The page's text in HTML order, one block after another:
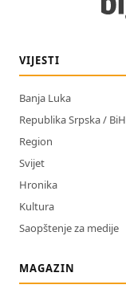
VIJESTI
Banja Luka
Republika Srpska / BiH
Region
Svijet
Hronika
Kultura
Saopštenje za medije
MAGAZIN